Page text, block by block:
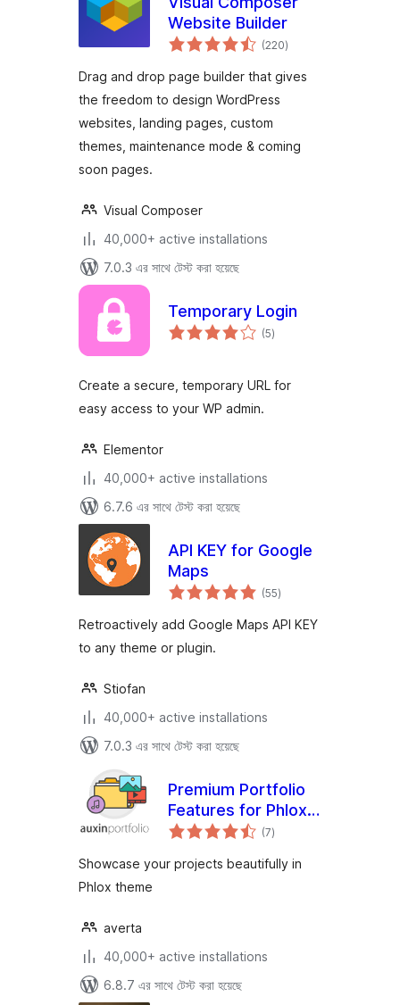
Website Builder
(220total
ratings
)
Drag and drop page builder that gives
the freedom to design WordPress
websites, landing pages, custom
themes, maintenance mode & coming
soon pages.
Visual Composer
40,000+ active installations
7.0.3 এর সাথে টেস্ট করা হয়েছে
Temporary Login
(5total
ratings
)
Create a secure, temporary URL for
easy access to your WP admin.
Elementor
40,000+ active installations
6.7.6 এর সাথে টেস্ট করা হয়েছে
API KEY for Google
Maps
(55total
ratings
)
Retroactively add Google Maps API KEY
to any theme or plugin.
Stiofan
40,000+ active installations
7.0.3 এর সাথে টেস্ট করা হয়েছে
Premium Portfolio
Features for Phlox
theme
(7total
ratings
)
Showcase your projects beautifully in
Phlox theme
averta
40,000+ active installations
6.8.7 এর সাথে টেস্ট করা হয়েছে